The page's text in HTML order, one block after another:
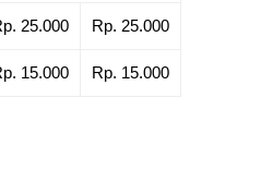
25.000 Rp. 25.000
15.000 Rp. 15.000